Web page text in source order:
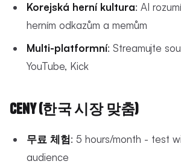
Korejská herní kultura: AI
herním odkazům a memům
Multi-platformní: Streamujte
YouTube, Kick
Ceny (한국 시장 맞춤)
무료 체험: 5 hours/month - test
audience